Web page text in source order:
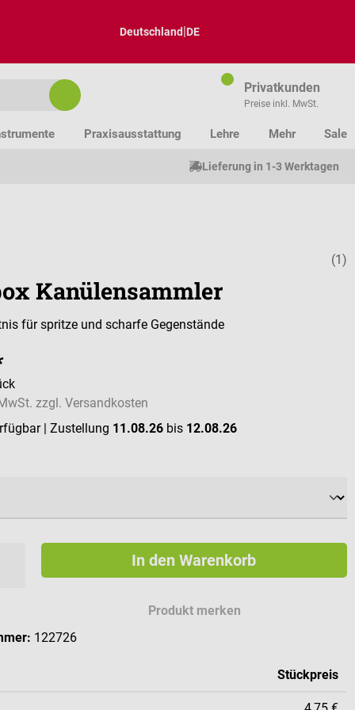
Deutschland|DE
Privatkunden
Preise inkl. MwSt.
Praxisausstattung Lehre Mehr Sale
Lieferung in 1-3 Werktagen
(1)
Kanülensammler
für spritze und scharfe Gegenstände
zzgl. Versandkosten
| Zustellung 11.08.26 bis 12.08.26
In den Warenkorb
Produkt merken
122726
Stückpreis